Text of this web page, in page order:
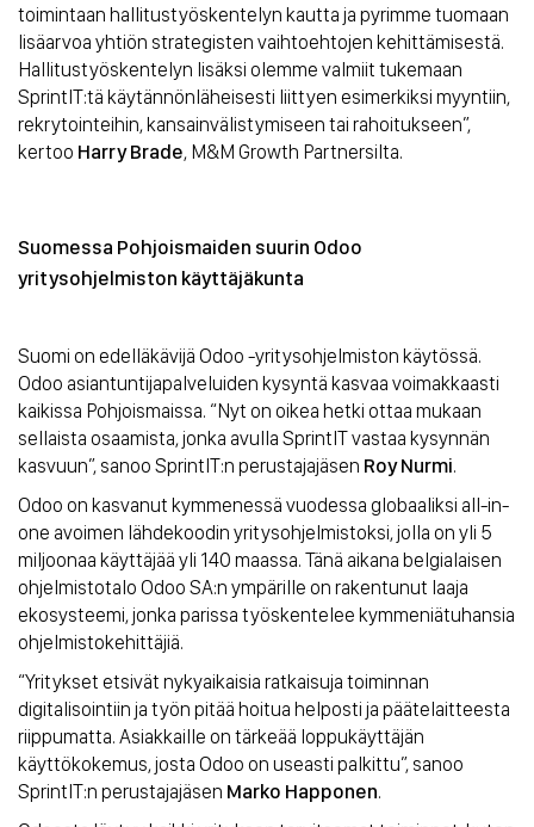
toimintaan hallitustyöskentelyn kautta ja pyrimme tuomaan
lisäarvoa yhtiön strategisten vaihtoehtojen kehittämisestä.
Hallitustyöskentelyn lisäksi olemme valmiit tukemaan
SprintIT:tä käytännönläheisesti liittyen esimerkiksi myyntiin,
rekrytointeihin, kansainvälistymiseen tai rahoitukseen”,
kertoo Harry Brade, M&M Growth Partnersilta.
Suomessa Pohjoismaiden suurin Odoo
yritysohjelmiston käyttäjäkunta
Suomi on edelläkävijä Odoo -yritysohjelmiston käytössä.
Odoo asiantuntijapalveluiden kysyntä kasvaa voimakkaasti
kaikissa Pohjoismaissa. “Nyt on oikea hetki ottaa mukaan
sellaista osaamista, jonka avulla SprintIT vastaa kysynnän
kasvuun”, sanoo SprintIT:n perustajajäsen Roy Nurmi.
Odoo on kasvanut kymmenessä vuodessa globaaliksi all-in-
one avoimen lähdekoodin yritysohjelmistoksi, jolla on yli 5
miljoonaa käyttäjää yli 140 maassa. Tänä aikana belgialaisen
ohjelmistotalo Odoo SA:n ympärille on rakentunut laaja
ekosysteemi, jonka parissa työskentelee kymmeniätuhansia
ohjelmistokehittäjiä.
“Yritykset etsivät nykyaikaisia ratkaisuja toiminnan
digitalisointiin ja työn pitää hoitua helposti ja päätelaitteesta
riippumatta. Asiakkaille on tärkeää loppukäyttäjän
käyttökokemus, josta Odoo on useasti palkittu”, sanoo
SprintIT:n perustajajäsen Marko Happonen.